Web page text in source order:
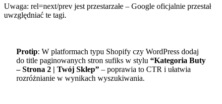
Uwaga: rel=next/prev jest przestarzałe – Google oficjalnie przestał
uwzględniać te tagi.
Protip: W platformach typu Shopify czy WordPress dodaj
do title paginowanych stron sufiks w stylu “Kategoria Buty
– Strona 2 | Twój Sklep”– poprawia to CTR i ułatwia
rozróżnianie w wynikach wyszukiwania.